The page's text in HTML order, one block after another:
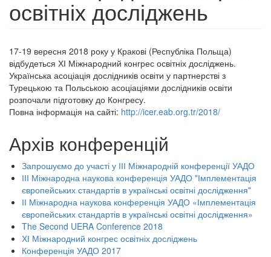
освітніх досліджень
17-19 вересня 2018 року у Кракові (Республіка Польща)
відбудеться ХІ Міжнародний конгрес освітніх досліджень.
Українська асоціація дослідників освіти у партнерстві з
Турецькою та Польською асоціаціями дослідників освіти
розпочали підготовку до Конгресу.
Повна інформація на сайті: http://icer.eab.org.tr/2018/
Архів конференцій
Запрошуємо до участі у ІІІ Міжнародній конференції УАДО
ІІІ Міжнародна наукова конференція УАДО "Імплементація
європейських стандартів в українські освітні дослідження"
ІІ Міжнародна наукова конференція УАДО «Імплементація
європейських стандартів в українські освітні дослідження»
The Second UERA Conference 2018
ХІ Міжнародний конгрес освітніх досліджень
Конференція УАДО 2017